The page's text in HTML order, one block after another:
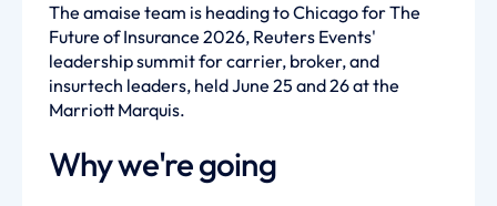
The amaise team is heading to Chicago for The
Future of Insurance 2026, Reuters Events'
leadership summit for carrier, broker, and
insurtech leaders, held June 25 and 26 at the
Marriott Marquis.
Why we're going